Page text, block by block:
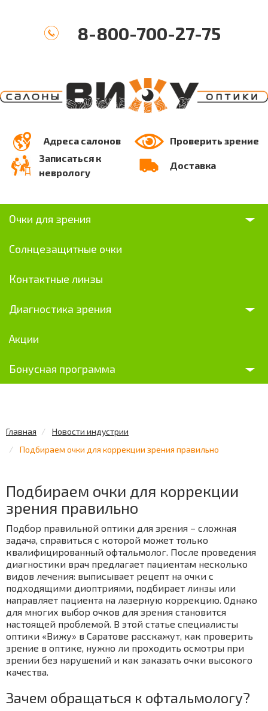
8-800-700-27-75
Адреса салонов
Проверить зрение
Записаться к
неврологу
Доставка
Очки для зрения
Солнцезащитные очки
Контактные линзы
Диагностика зрения
Акции
Бонусная программа
Главная
Новости индустрии
Подбираем очки для коррекции зрения правильно
Подбираем очки для коррекции
зрения правильно
Подбор правильной оптики для зрения – сложная
задача, справиться с которой может только
квалифицированный офтальмолог. После проведения
диагностики врач предлагает пациентам несколько
видов лечения: выписывает рецепт на очки с
подходящими диоптриями, подбирает линзы или
направляет пациента на лазерную коррекцию. Однако
для многих выбор очков для зрения становится
настоящей проблемой. В этой статье специалисты
оптики «Вижу» в Саратове расскажут, как проверить
зрение в оптике, нужно ли проходить осмотры при
зрении без нарушений и как заказать очки высокого
качества.
Зачем обращаться к офтальмологу?